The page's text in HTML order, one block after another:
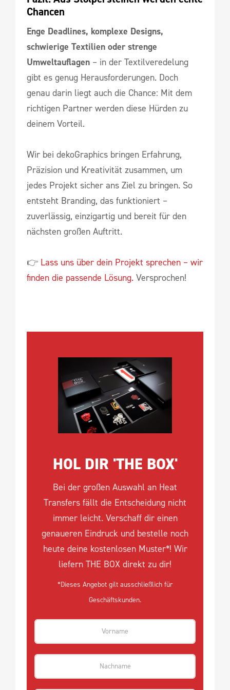
Chancen
Enge Deadlines, komplexe Designs,
schwierige Textilien oder strenge
Umweltauflagen – in der Textilveredelung
gibt es genug Herausforderungen. Doch
genau darin liegt auch die Chance: Mit dem
richtigen Partner werden diese Hürden zu
deinem Vorteil.
Wir bei dekoGraphics bringen Erfahrung,
Präzision und Kreativität zusammen, um
jedes Projekt sicher ans Ziel zu bringen. So
entsteht Branding, das funktioniert –
zuverlässig, einzigartig und bereit für den
nächsten großen Auftritt.
👉 Lass uns über dein Projekt sprechen – wir
finden die passende Lösung. Versprochen!
HOL DIR 'THE BOX'
Bei der großen Auswahl an Heat
Transfers fällt die Entscheidung nicht
immer leicht. Verschaff dir einen
genaueren Eindruck und bestelle noch
heute deine kostenlosen Muster*! Wir
liefern THE BOX direkt zu dir!
*Dieses Angebot gilt ausschließlich für
Geschäftskunden.